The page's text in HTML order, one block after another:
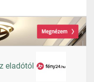
eladótól